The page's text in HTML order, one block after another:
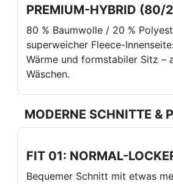
PREMIUM-HYBRID (80/
80 % Baumwolle / 20 %
superweicher Fleece-
Wärme und formstabiler Sitz –
Wäschen.
MODERNE SCHNITTE &
FIT 01: NORMAL-
Bequemer Schnitt mit etwas